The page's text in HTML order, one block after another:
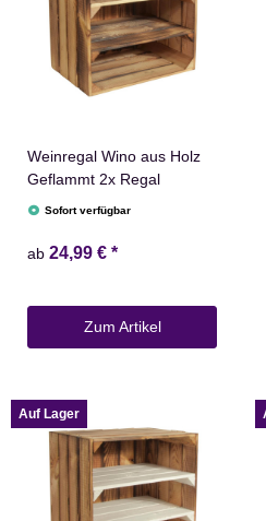
Weinregal Wino aus Holz
Geflammt 2x Regal
Sofort verfügbar
ab 24,99 € *
Zum Artikel
Auf Lager